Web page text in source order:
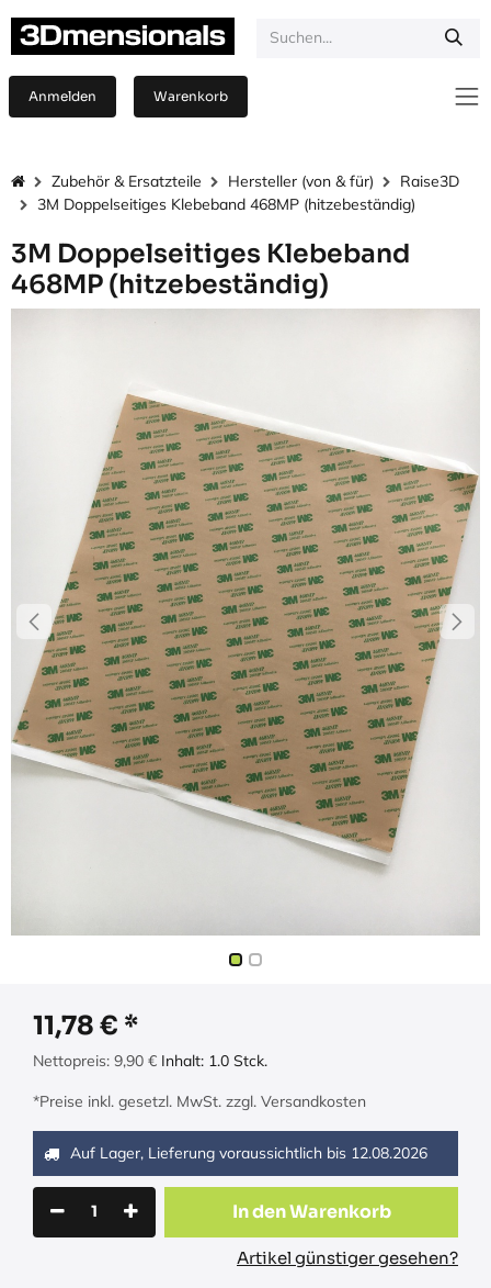
Anmelden Warenkorb
Zubehör & Ersatzteile Hersteller (von & für)
Raise3D
3M Doppelseitiges Klebeband 468MP (hitzebeständig)
3M Doppelseitiges Klebeband
468MP (hitzebeständig)
11,78 €
Nettopreis: 9,90 € Inhalt: 1.0 Stck.
*Preise inkl. gesetzl. MwSt. zzgl. Versandkosten
Auf Lager, Lieferung voraussichtlich bis 12.08.2026
In den Warenkorb
Artikel günstiger gesehen?